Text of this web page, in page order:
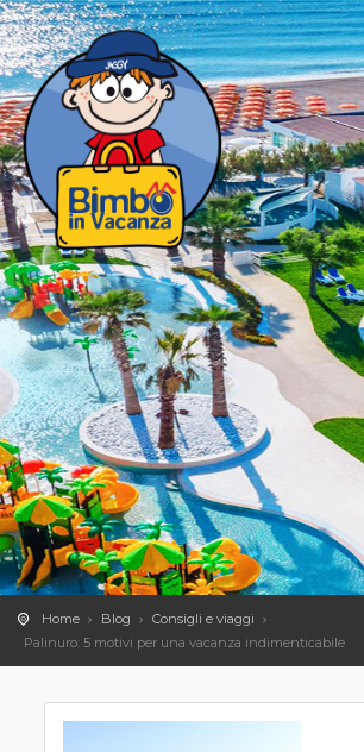
Home Blog
Consigli e viaggi
Palinuro: 5 motivi per una vacanza indimenticabile